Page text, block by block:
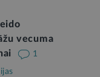
vecuma
1